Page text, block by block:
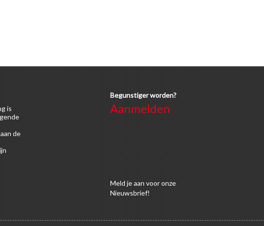
is
de
Begunstiger worden?
Aanmelden
Meldje aan voor onze
Nieuwsbrief!